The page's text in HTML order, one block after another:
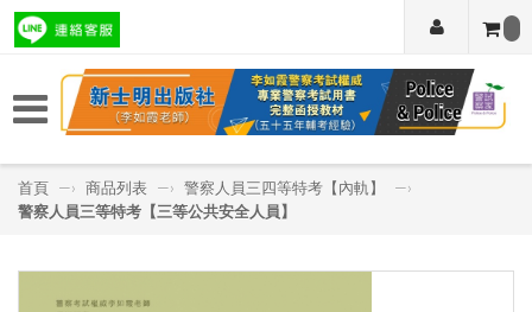
首頁 —› 商品列表 —› 警察人員三四等特考【內軌】
—›
警察人員三等特考【三等公共安全人員】